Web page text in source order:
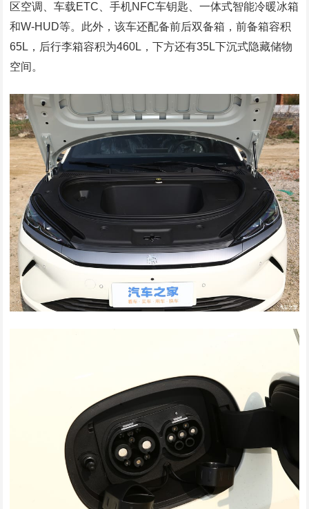
区空调、车载ETC、手机NFC车钥匙、一体式智能冷暖冰箱
和W-HUD等。此外，该车还配备前后双备箱，前备箱容积
65L，后行李箱容积为460L，下方还有35L下沉式隐藏储物
空间。